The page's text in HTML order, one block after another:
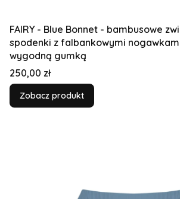
FAIRY - Blue Bonnet - bambusowe
spodenki z falbankowymi
wygodną gumką
Cena
250,00 zł
Zobacz produkt